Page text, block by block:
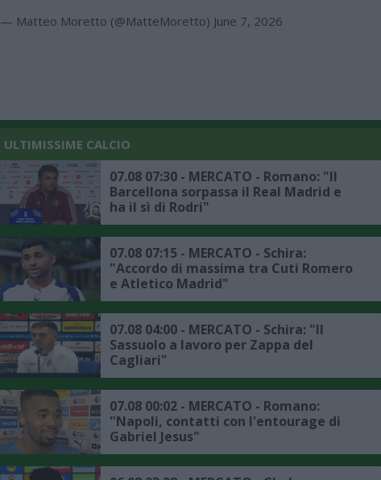
— Matteo Moretto (@MatteMoretto) June 7, 2026
ULTIMISSIME CALCIO
07.08 07:30 - MERCATO - Romano: "Il
Barcellona sorpassa il Real Madrid e
ha il sì di Rodri"
07.08 07:15 - MERCATO - Schira:
"Accordo di massima tra Cuti Romero
e Atletico Madrid"
07.08 04:00 - MERCATO - Schira: "Il
Sassuolo a lavoro per Zappa del
Cagliari"
07.08 00:02 - MERCATO - Romano:
"Napoli, contatti con l'entourage di
Gabriel Jesus"